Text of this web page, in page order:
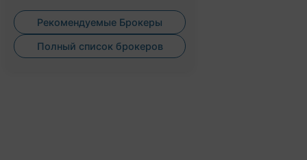
Рекомендуемые Брокеры
Полный список брокеров